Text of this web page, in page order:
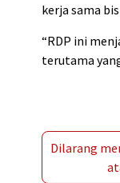
kerja sama
“RDP ini
terutama
Dilarang